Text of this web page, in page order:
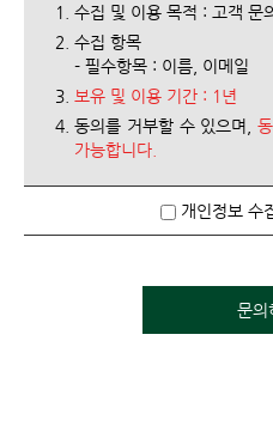
수집 및 이용 목적 : 고객 문
수집 항목
- 필수항목 : 이름, 이메일
보유 및 이용 기간 : 1년
동의를 거부할 수 있으며,
가능합니다.
개인정보 수